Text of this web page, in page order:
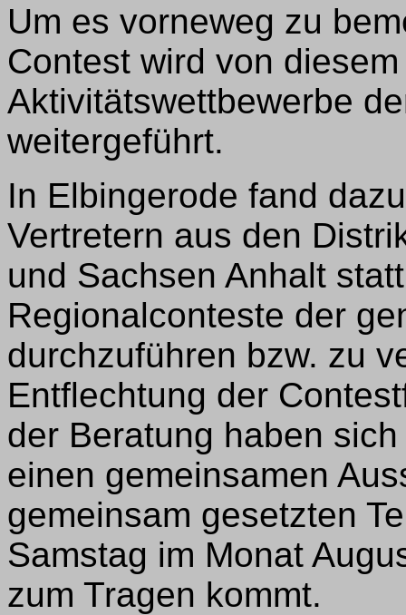
Um es vorneweg zu
Contest wird von
Aktivitätswettbewerbe
weitergeführt.
In Elbingerode fand
Vertretern aus den
und Sachsen Anhalt
Regionalconteste der
durchzuführen bzw. zu
Entflechtung der
der Beratung haben
einen gemeinsamen
gemeinsam gesetzten
Samstag im Monat
zum Tragen kommt.